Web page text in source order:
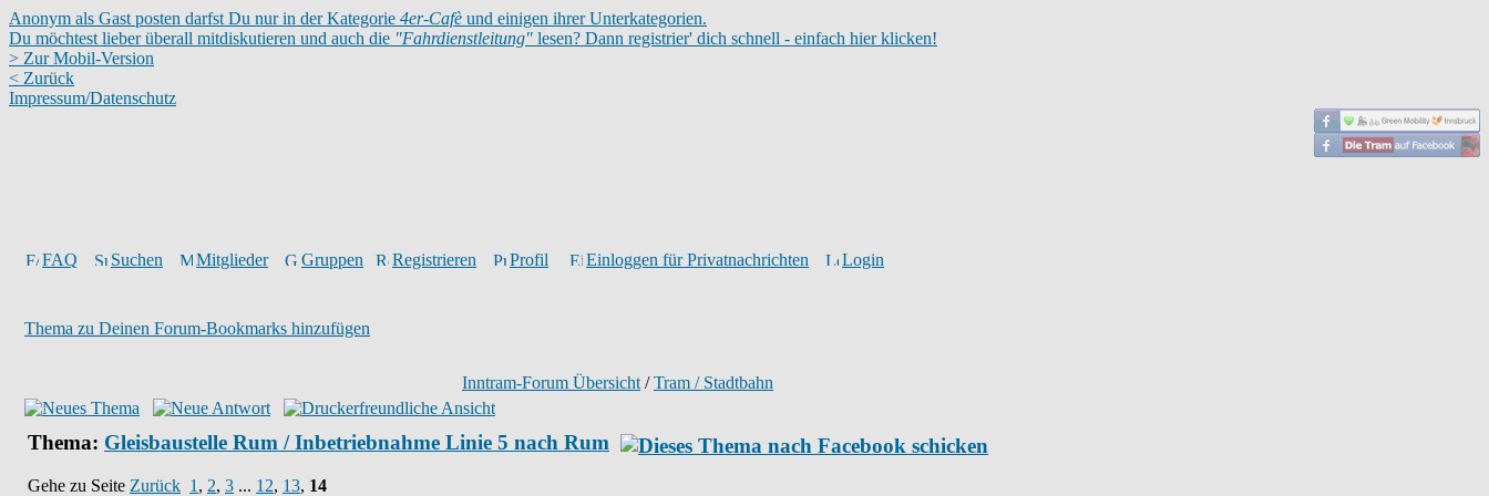
Anonym als Gast posten darfst Du nur in der Kategorie 4er-Cafè und einigen ihrer Unterkategorien.
Du möchtest lieber überall mitdiskutieren und auch die "Fahrdienstleitung" lesen? Dann registrier' dich schnell - einfach hier klicken!
> Zur Mobil-Version
< Zurück
Impressum/Datenschutz
FAQ Suchen Mitglieder Gruppen Registrieren Profil Einloggen für Privatnachrichten Login
Thema zu Deinen Forum-Bookmarks hinzufügen
Inntram-Forum Übersicht /Tram / Stadtbahn
Thema: Gleisbaustelle Rum / Inbetriebnahme Linie 5 nach Rum
Gehe zu Seite Zurück 1 , 2, 3 ... 12, 13, 14